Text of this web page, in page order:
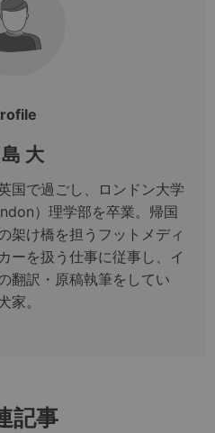
島 大
国で過ごし、ロンドン大学
）理学部を卒業。帰国
架け橋を担うフットメディ
ーを扱う仕事に従事し、イ
翻訳・原稿執筆をしてい
家。
記事